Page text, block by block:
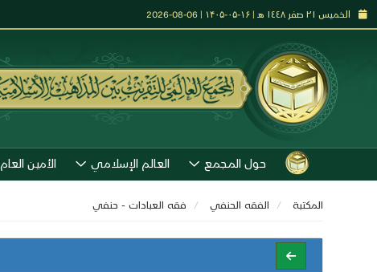
الخميس ٢١ صفر ١٤٤٨ هـ | ۱۶-۰۵-۱۴۰۵ | 06-08-2026
حول المجمع العالم الإسلامي الأمين العام
المكتبة الفقه الحنفي فقه العبادات - حنفي